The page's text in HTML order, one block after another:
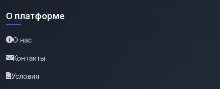
О платформе
О нас
Контакты
Условия